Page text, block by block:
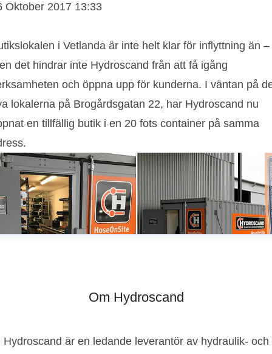
Oktober 2017 13:33
i Vetlanda är inte helt klar för inflyttning än –
det hindrar inte Hydroscand från att få igång
och öppna upp för kunderna. I väntan på
lokalerna på Brogårdsgatan 22, har Hydroscand nu
en tillfällig butik i en 20 fots container på samma
Om Hydroscand
Hydroscand är en ledande leverantör av hydraulik- och